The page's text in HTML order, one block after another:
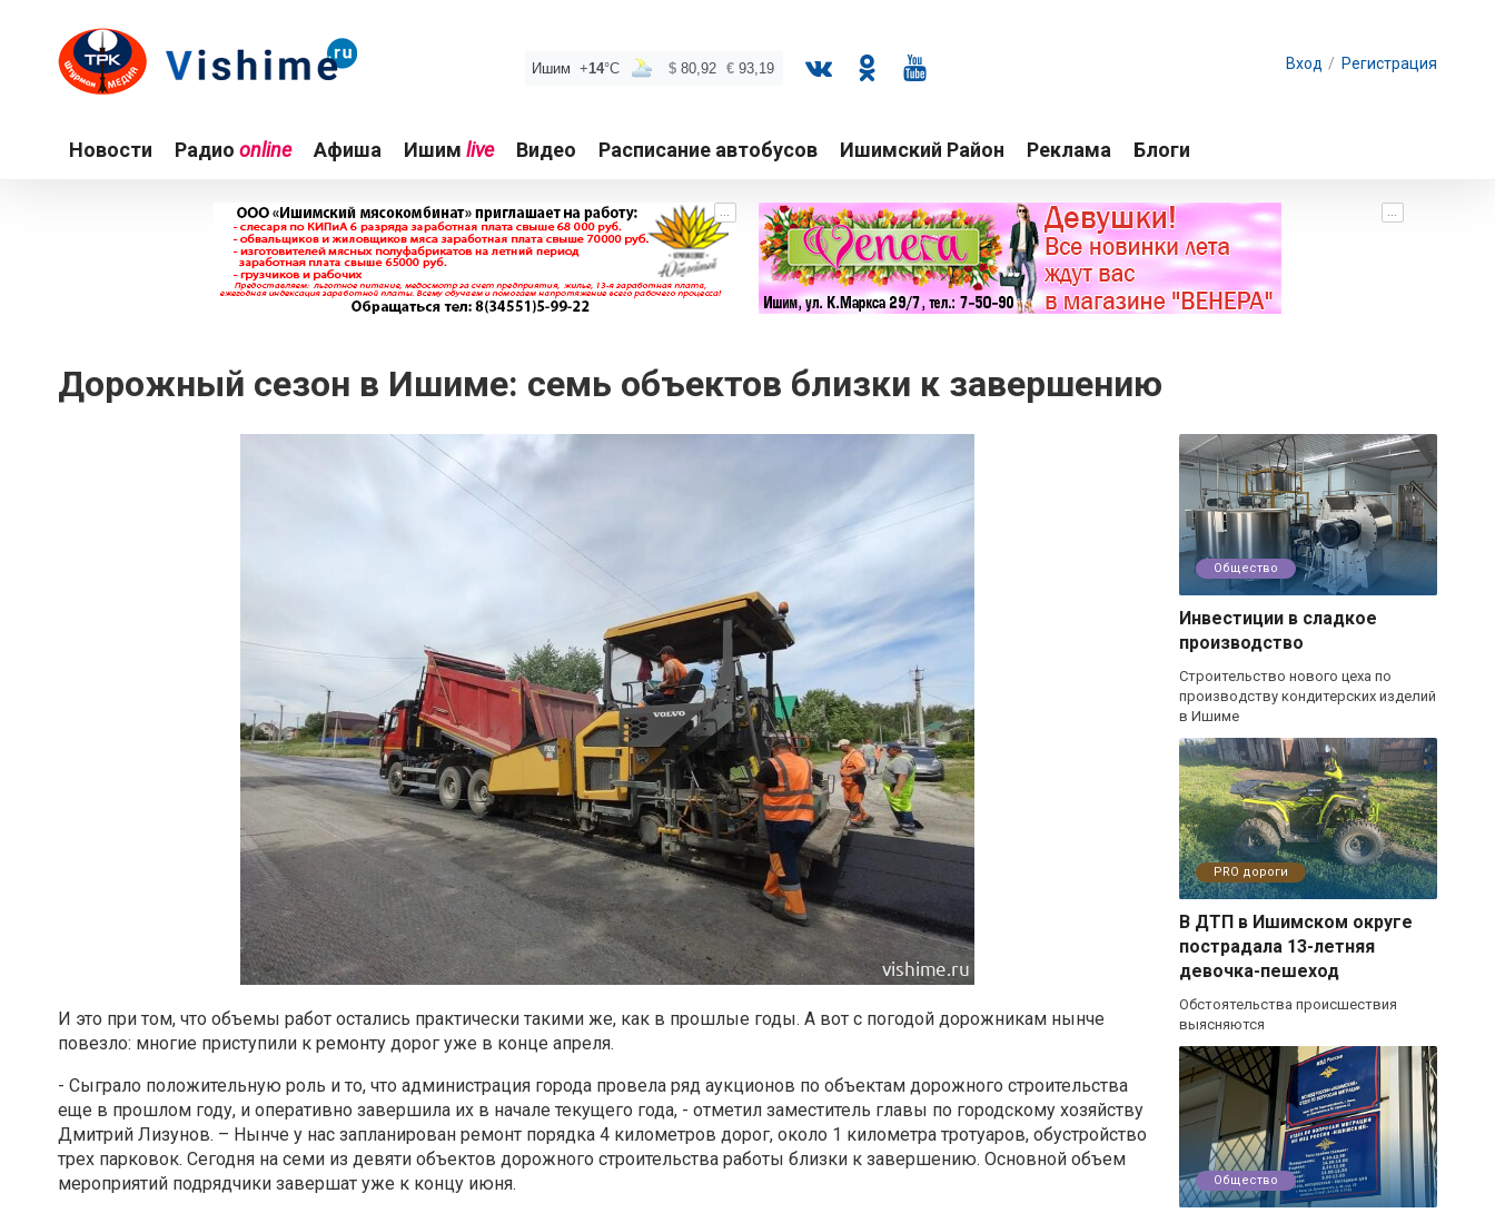
Вход / Регистрация
Новости Радио online Афиша Ишим live Видео Расписание автобусов Ишимский Район Реклама Блоги
... ...
Дорожный сезон в Ишиме: семь объектов близки к завершению
И это при том, что объемы работ остались практически такими же, как в прошлые годы. А вот с погодой дорожникам нынче
повезло: многие приступили к ремонту дорог уже в конце апреля.
- Сыграло положительную роль и то, что администрация города провела ряд аукционов по объектам дорожного строительства
еще в прошлом году, и оперативно завершила их в начале текущего года, - отметил заместитель главы по городскому хозяйству
Дмитрий Лизунов. – Нынче у нас запланирован ремонт порядка 4 километров дорог, около 1 километра тротуаров, обустройство
трех парковок. Сегодня на семи из девяти объектов дорожного строительства работы близки к завершению. Основной объем
мероприятий подрядчики завершат уже к концу июня.
Общество
Инвестиции в сладкое
производство
Строительство нового цеха по
производству кондитерских изделий
в Ишиме
PRO дороги
В ДТП в Ишимском округе
пострадала 13-летняя
девочка-пешеход
Обстоятельства происшествия
выясняются
Общество